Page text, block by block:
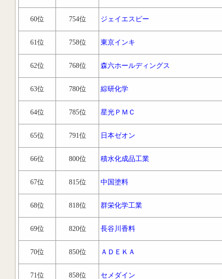
60位 754位 ジェイエスピー
61位 758位 東京インキ
62位 768位 森六ホールディングス
63位 780位 綜研化学
64位 785位 星光ＰＭＣ
65位 791位 日本ゼオン
66位 800位 積水化成品工業
67位 815位 中国塗料
68位 818位 群栄化学工業
69位 820位 長谷川香料
70位 850位 ＡＤＥＫＡ
71位 858位 セメダイン